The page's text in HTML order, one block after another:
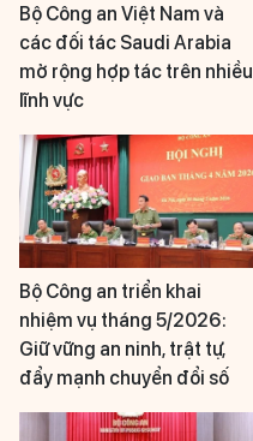
Bộ Công an Việt Nam và
các đối tác Saudi Arabia
mở rộng hợp tác trên nhiều
lĩnh vực
Bộ Công an triển khai
nhiệm vụ tháng 5/2026:
Giữ vững an ninh, trật tự,
đẩy mạnh chuyển đổi số